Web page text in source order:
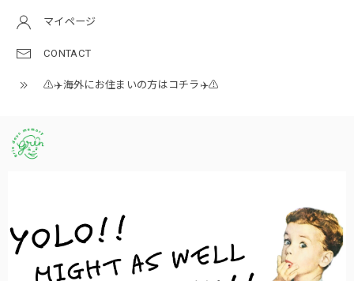
マイページ
CONTACT
⚠️✈️海外にお住まいの方はコチラ✈️⚠️